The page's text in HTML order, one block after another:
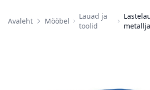
Avaleht Mööbel
Lauad ja
toolid